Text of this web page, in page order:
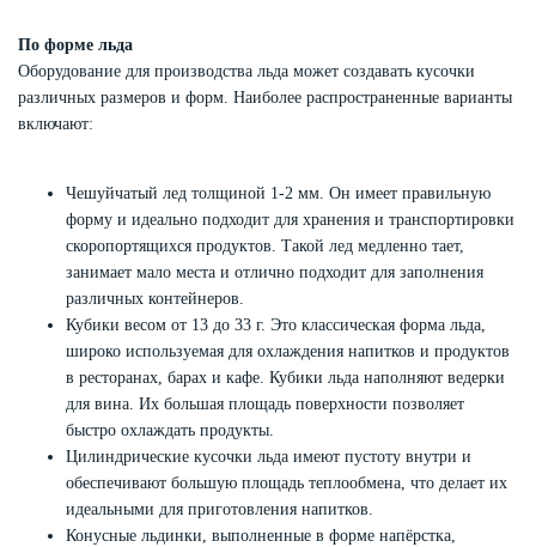
По форме льда
Оборудование для производства льда может создавать кусочки
различных размеров и форм. Наиболее распространенные варианты
включают:
Чешуйчатый лед толщиной 1-2 мм. Он имеет правильную
форму и идеально подходит для хранения и транспортировки
скоропортящихся продуктов. Такой лед медленно тает,
занимает мало места и отлично подходит для заполнения
различных контейнеров.
Кубики весом от 13 до 33 г. Это классическая форма льда,
широко используемая для охлаждения напитков и продуктов
в ресторанах, барах и кафе. Кубики льда наполняют ведерки
для вина. Их большая площадь поверхности позволяет
быстро охлаждать продукты.
Цилиндрические кусочки льда имеют пустоту внутри и
обеспечивают большую площадь теплообмена, что делает их
идеальными для приготовления напитков.
Конусные льдинки, выполненные в форме напёрстка,